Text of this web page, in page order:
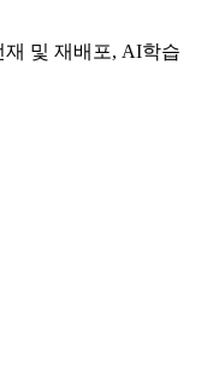
및 재배포, AI학습